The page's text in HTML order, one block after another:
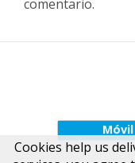
comentario.
Móvil
Cookies help us